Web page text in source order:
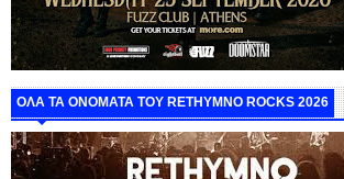
ΟΛΑ ΤΑ ΟΝΟΜΑΤΑ ΤΟΥ RETHYMNO ROCKS 2026